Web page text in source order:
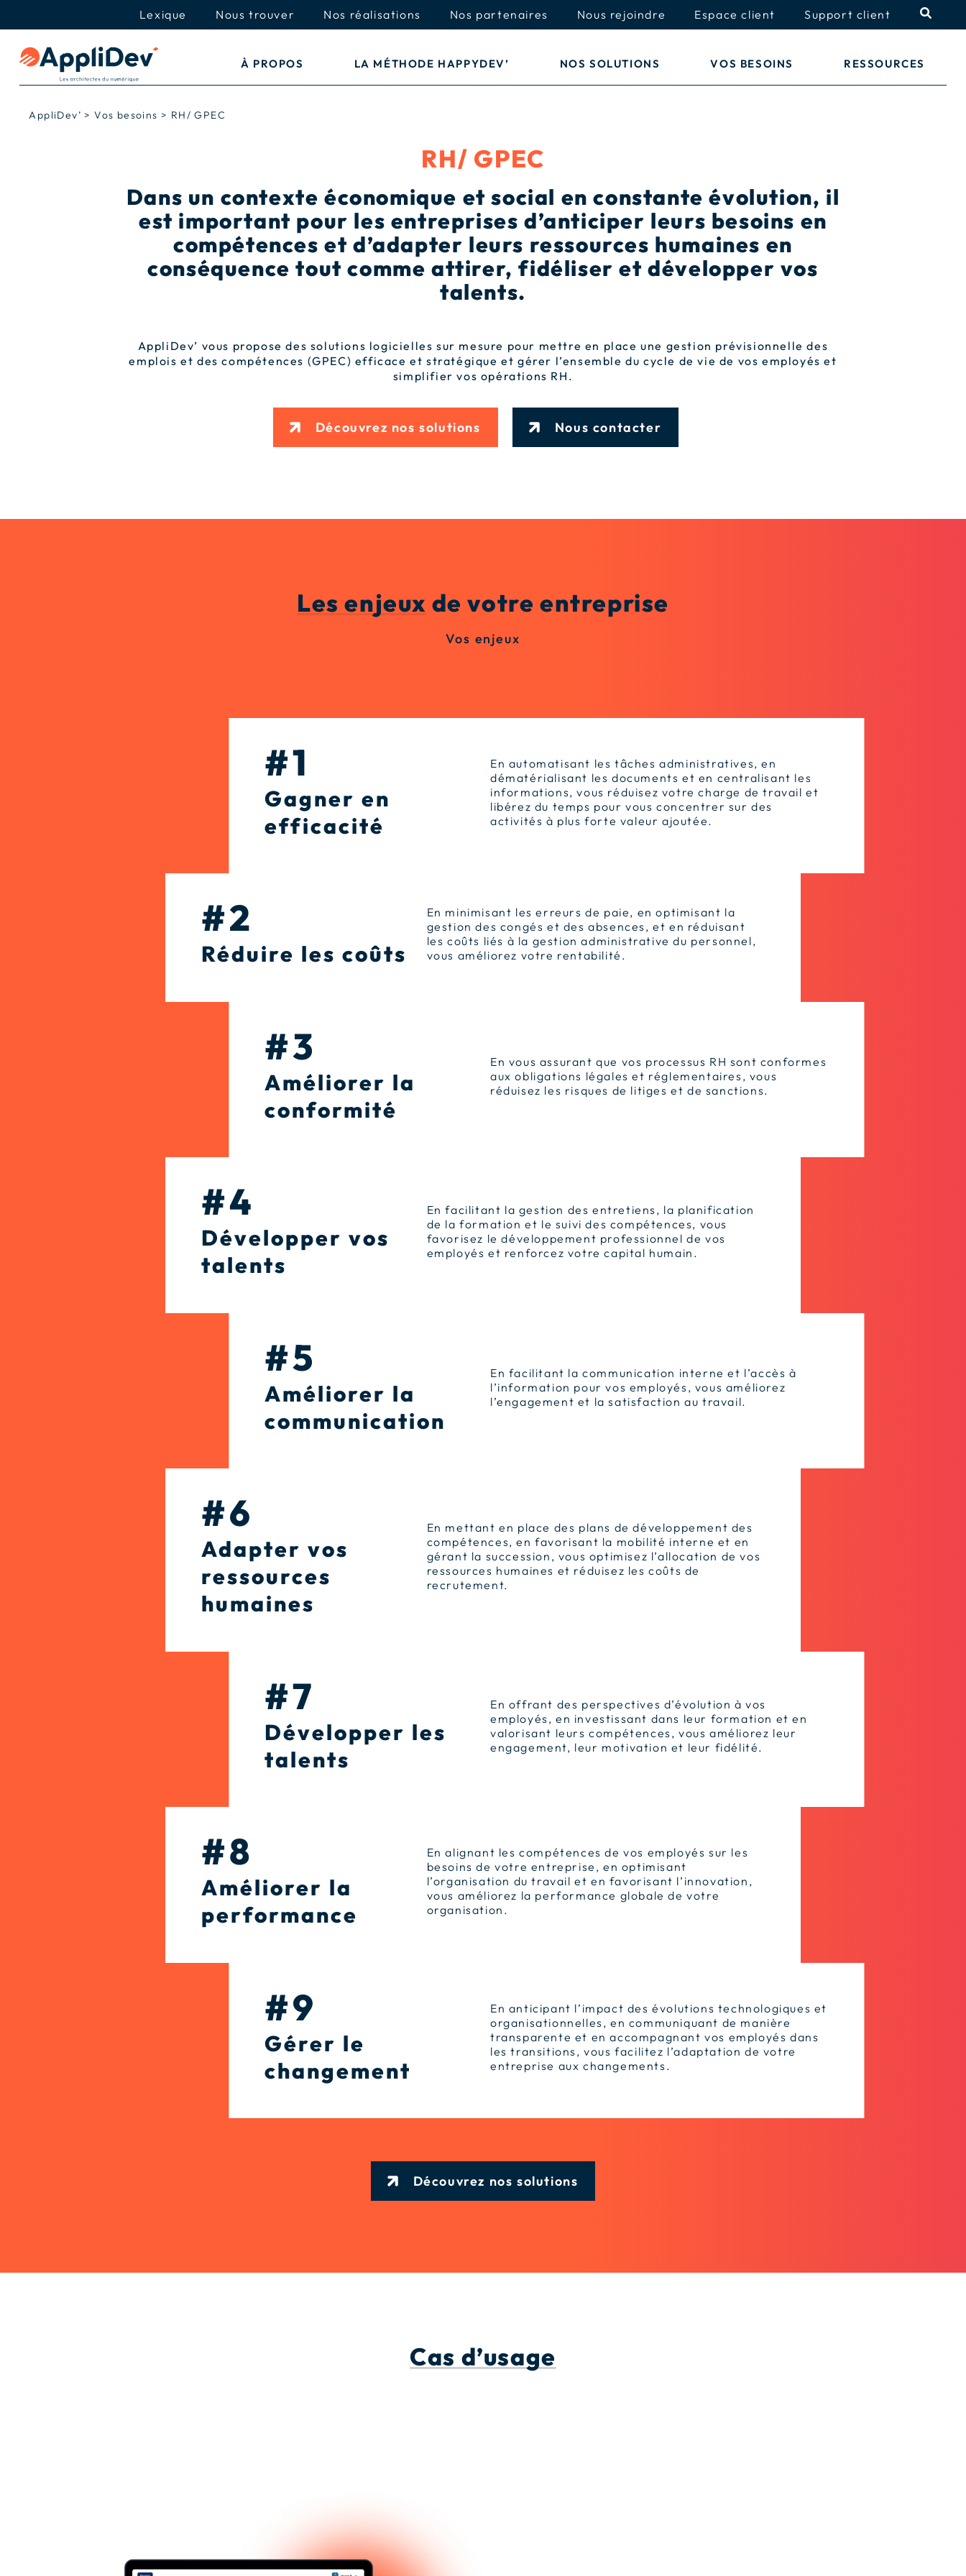
Lexique Nous trouver Nos réalisations Nos partenaires Nous rejoindre Espace client Support client
À PROPOS LA MÉTHODE HAPPYDEV’ NOS SOLUTIONS VOS BESOINS RESSOURCES
AppliDev’ >Vos besoins > RH/ GPEC
RH/ GPEC
Dans un contexte économique et social en constante évolution, il
est important pour les entreprises d’anticiper leurs besoins en
compétences et d’adapter leurs ressources humaines en
conséquence tout comme attirer, fidéliser et développer vos
talents.
AppliDev’ vous propose des solutions logicielles sur mesure pour mettre en place une gestion prévisionnelle des
emplois et des compétences (GPEC) efficace et stratégique et gérer l’ensemble du cycle de vie de vos employés et
simplifier vos opérations RH.
Découvrez nos solutions Nous contacter
Les enjeux de votre entreprise
Vos enjeux
#1
Gagner en
efficacité
En automatisant les tâches administratives, en
dématérialisant les documents et en centralisant les
informations, vous réduisez votre charge de travail et
libérez du temps pour vous concentrer sur des
activités à plus forte valeur ajoutée.
#2
Réduire les coûts
En minimisant les erreurs de paie, en optimisant la
gestion des congés et des absences, et en réduisant
les coûts liés à la gestion administrative du personnel,
vous améliorez votre rentabilité.
#3
Améliorer la
conformité
En vous assurant que vos processus RH sont conformes
aux obligations légales et réglementaires, vous
réduisez les risques de litiges et de sanctions.
#4
Développer vos
talents
En facilitant la gestion des entretiens, la planification
de la formation et le suivi des compétences, vous
favorisez le développement professionnel de vos
employés et renforcez votre capital humain.
#5
Améliorer la
communication
En facilitant la communication interne et l’accès à
l’information pour vos employés, vous améliorez
l’engagement et la satisfaction au travail.
#6
Adapter vos
ressources
humaines
En mettant en place des plans de développement des
compétences, en favorisant la mobilité interne et en
gérant la succession, vous optimisez l’allocation de vos
ressources humaines et réduisez les coûts de
recrutement.
#7
Développer les
talents
En offrant des perspectives d’évolution à vos
employés, en investissant dans leur formation et en
valorisant leurs compétences, vous améliorez leur
engagement, leur motivation et leur fidélité.
#8
Améliorer la
performance
En alignant les compétences de vos employés sur les
besoins de votre entreprise, en optimisant
l’organisation du travail et en favorisant l’innovation,
vous améliorez la performance globale de votre
organisation.
#9
Gérer le
changement
En anticipant l’impact des évolutions technologiques et
organisationnelles, en communiquant de manière
transparente et en accompagnant vos employés dans
les transitions, vous facilitez l’adaptation de votre
entreprise aux changements.
Découvrez nos solutions
Cas d’usage